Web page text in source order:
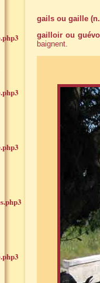
gails ou gaille
gailloir ou
baignent.